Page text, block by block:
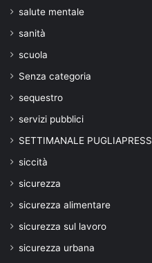
salute mentale
sanità
scuola
Senza categoria
sequestro
servizi pubblici
SETTIMANALE PUGLIAPRESS
siccità
sicurezza
sicurezza alimentare
sicurezza sul lavoro
sicurezza urbana